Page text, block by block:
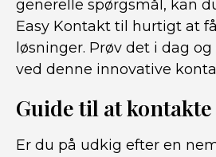
generelle spørgsmål, kan
Easy Kontakt til hurtigt at
løsninger. Prøv det i dag
ved denne innovative
Guide til at
Er du på udkig efter en